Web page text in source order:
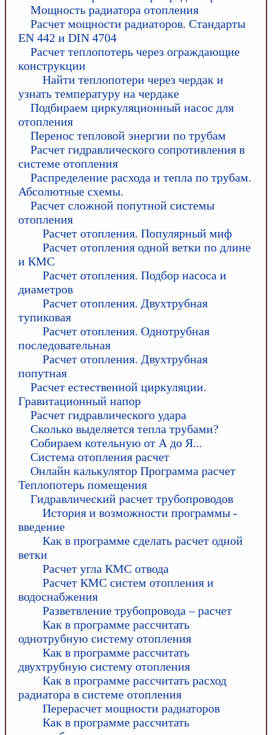
Мощность радиатора отопления
Расчет мощности радиаторов. Стандарты
EN 442 и DIN 4704
Расчет теплопотерь через ограждающие
конструкции
Найти теплопотери через чердак и
узнать температуру на чердаке
Подбираем циркуляционный насос для
отопления
Перенос тепловой энергии по трубам
Расчет гидравлического сопротивления в
системе отопления
Распределение расхода и тепла по трубам.
Абсолютные схемы.
Расчет сложной попутной системы
отопления
Расчет отопления. Популярный миф
Расчет отопления одной ветки по длине
и КМС
Расчет отопления. Подбор насоса и
диаметров
Расчет отопления. Двухтрубная
тупиковая
Расчет отопления. Однотрубная
последовательная
Расчет отопления. Двухтрубная
попутная
Расчет естественной циркуляции.
Гравитационный напор
Расчет гидравлического удара
Сколько выделяется тепла трубами?
Собираем котельную от А до Я...
Система отопления расчет
Онлайн калькулятор Программа расчет
Теплопотерь помещения
Гидравлический расчет трубопроводов
История и возможности программы -
введение
Как в программе сделать расчет одной
ветки
Расчет угла КМС отвода
Расчет КМС систем отопления и
водоснабжения
Разветвление трубопровода – расчет
Как в программе рассчитать
однотрубную систему отопления
Как в программе рассчитать
двухтрубную систему отопления
Как в программе рассчитать расход
радиатора в системе отопления
Перерасчет мощности радиаторов
Как в программе рассчитать